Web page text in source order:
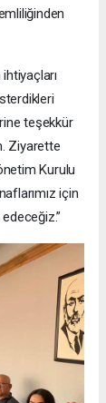
ihtiyaçları
teşekkür
Ziyarette
Kurulu
için